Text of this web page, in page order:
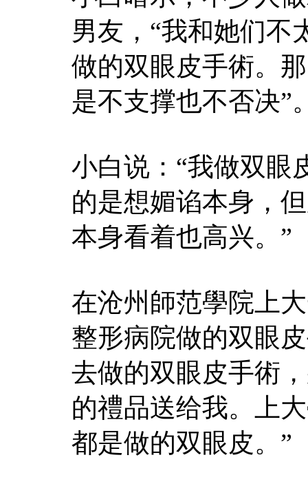
男友，“我和她们不
做的双眼皮手術。
是不支撑也不否决”
小白说：“我做双眼
的是想媚谄本身，
本身看着也高兴。”
在沧州師范學院上
整形病院做的双眼
去做的双眼皮手術
的禮品送给我。上
都是做的双眼皮。”